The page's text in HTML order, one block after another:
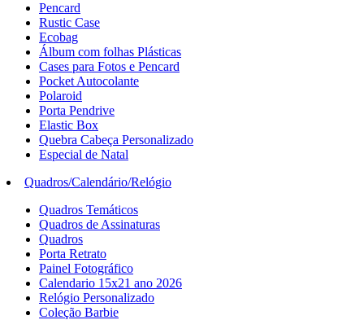
Pencard
Rustic Case
Ecobag
Álbum com folhas Plásticas
Cases para Fotos e Pencard
Pocket Autocolante
Polaroid
Porta Pendrive
Elastic Box
Quebra Cabeça Personalizado
Especial de Natal
Quadros/Calendário/Relógio
Quadros Temáticos
Quadros de Assinaturas
Quadros
Porta Retrato
Painel Fotográfico
Calendario 15x21 ano 2026
Relógio Personalizado
Coleção Barbie